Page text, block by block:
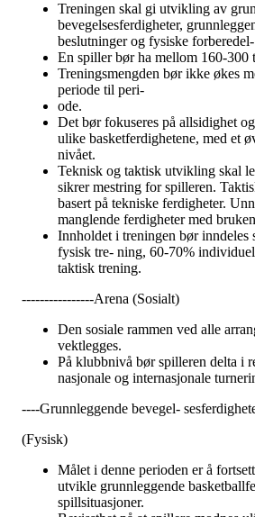
Treningen skal gi utvikling av
bevegelsesferdigheter,
beslutninger og fysiske forberedel-
En spiller bør ha mellom 160-300
Treningsmengden bør ikke økes
periode til peri-
ode.
Det bør fokuseres på allsidighet
ulike basketferdighetene, med et
nivået.
Teknisk og taktisk utvikling skal
sikrer mestring for spilleren.
basert på tekniske ferdigheter.
manglende ferdigheter med
Innholdet i treningen bør inndeles
fysisk tre- ning, 60-70%
taktisk trening.
----------------Arena (Sosialt)
Den sosiale rammen ved alle
vektlegges.
På klubbnivå bør spilleren delta i
nasjonale og internasjonale
----Grunnleggende bevegel-
(Fysisk)
Målet i denne perioden er å
utvikle grunnleggende
spillsituasjoner.